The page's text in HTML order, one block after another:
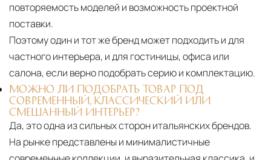
повторяемость моделей и возможность проектной
поставки.
Поэтому один и тот же бренд может подходить и для
частного интерьера, и для гостиницы, офиса или
салона, если верно подобрать серию и комплектацию.
МОЖНО ЛИ ПОДОБРАТЬ ТОВАР ПОД
СОВРЕМЕННЫЙ, КЛАССИЧЕСКИЙ ИЛИ
СМЕШАННЫЙ ИНТЕРЬЕР?
Да, это одна из сильных сторон итальянских брендов.
На рынке представлены и минималистичные